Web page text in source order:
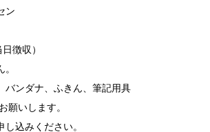
ン
徴収）
ンダナ、ふきん、筆記用具
願いします。
込みください。